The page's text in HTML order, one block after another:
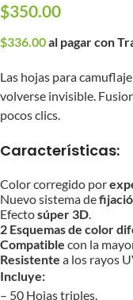
$350.00
$336.00al pagar con
Las hojas para
volverse invisible.
pocos clics.
Características:
Color corregido por
Nuevo sistema de
Efectosúper 3D.
2 Esquemas de color
Compatible con la
Resistente a los rayos
Incluye:
– 50 Hojas triples.